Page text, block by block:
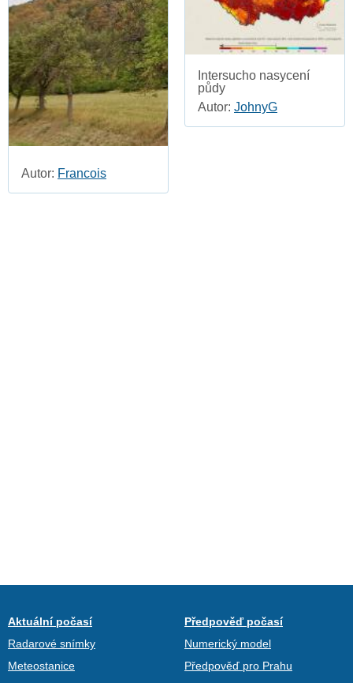
Autor: Francois
Intersucho nasycení
půdy
Autor: JohnyG
Aktuální počasí
Radarové snímky
Meteostanice
Předpověď počasí
Numerický model
Předpověď pro Prahu